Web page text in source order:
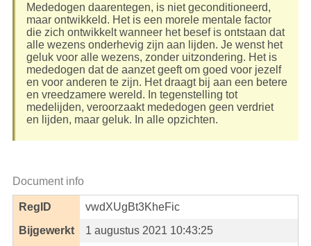
Mededogen daarentegen, is niet geconditioneerd,
maar ontwikkeld. Het is een morele mentale factor
die zich ontwikkelt wanneer het besef is ontstaan dat
alle wezens onderhevig zijn aan lijden. Je wenst het
geluk voor alle wezens, zonder uitzondering. Het is
mededogen dat de aanzet geeft om goed voor jezelf
en voor anderen te zijn. Het draagt bij aan een betere
en vreedzamere wereld. In tegenstelling tot
medelijden, veroorzaakt mededogen geen verdriet
en lijden, maar geluk. In alle opzichten.
Document info
RegID
vwdXUgBt3KheFic
Bijgewerkt
1 augustus 2021 10:43:25